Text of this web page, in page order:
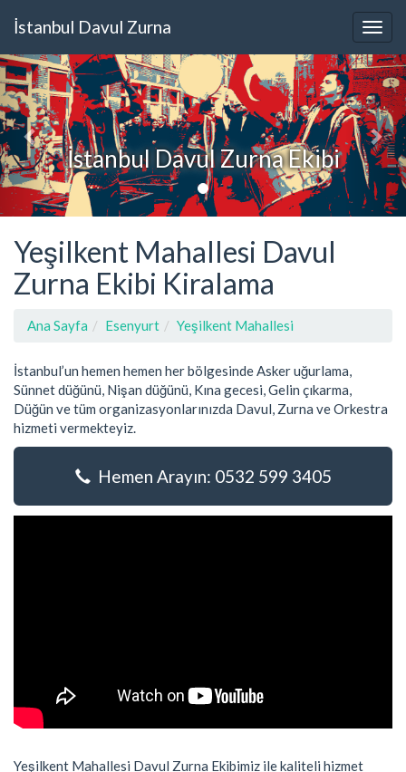
İstanbul Davul Zurna
İstanbul Davul Zurna Ekibi
Yeşilkent Mahallesi Davul
Zurna Ekibi Kiralama
Ana Sayfa Esenyurt Yeşilkent Mahallesi
İstanbul’un hemen hemen her bölgesinde Asker uğurlama,
Sünnet düğünü, Nişan düğünü, Kına gecesi, Gelin çıkarma,
Düğün ve tüm organizasyonlarınızda Davul, Zurna ve Orkestra
hizmeti vermekteyiz.
Hemen Arayın: 0532 599 3405
Yeşilkent Mahallesi Davul Zurna Ekibimiz ile kaliteli hizmet